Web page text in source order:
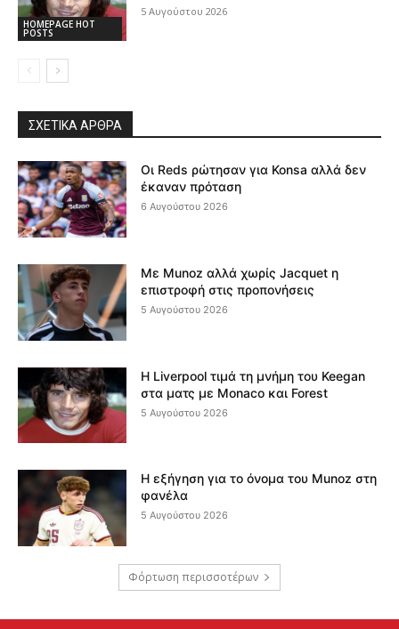
HOMEPAGE HOT
POSTS
5 Αυγούστου 2026
ΣΧΕΤΙΚΆ ΆΡΘΡΑ
Οι Reds ρώτησαν για Konsa αλλά δεν
έκαναν πρόταση
6 Αυγούστου 2026
Με Munoz αλλά χωρίς Jacquet η
επιστροφή στις προπονήσεις
5 Αυγούστου 2026
Η Liverpool τιμά τη μνήμη του Keegan
στα ματς με Monaco και Forest
5 Αυγούστου 2026
Η εξήγηση για το όνομα του Munoz στη
φανέλα
5 Αυγούστου 2026
Φόρτωση περισσοτέρων